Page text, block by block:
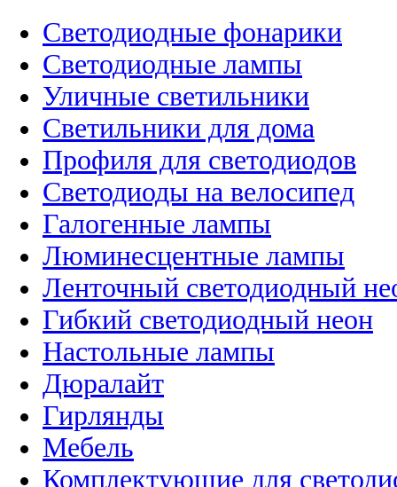
Светодиодные фонарики
Светодиодные лампы
Уличные светильники
Светильники для дома
Профиля для светодиодов
Светодиоды на велосипед
Галогенные лампы
Люминесцентные лампы
Ленточный светодиодный
Гибкий светодиодный неон
Настольные лампы
Дюралайт
Гирлянды
Мебель
Комплектующие для